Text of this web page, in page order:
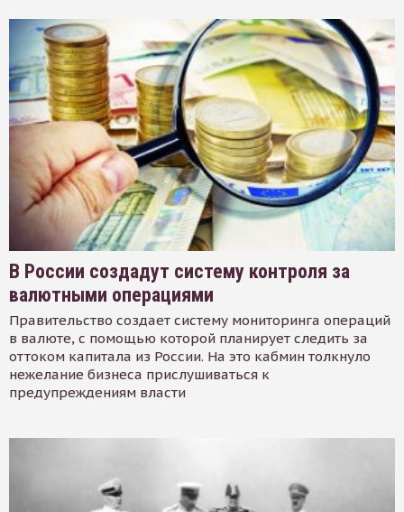
В России создадут систему контроля за
валютными операциями
Правительство создает систему мониторинга операций
в валюте, с помощью которой планирует следить за
оттоком капитала из России. На это кабмин толкнуло
нежелание бизнеса прислушиваться к
предупреждениям власти